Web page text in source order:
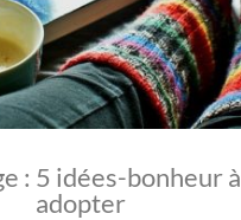
: 5 idées-bonheur à
adopter